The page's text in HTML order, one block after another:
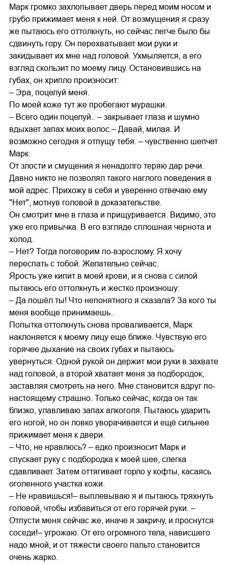
Марк громко захлопывает дверь перед моим носом и
грубо прижимает меня к ней. От возмущения я сразу
же пытаюсь его оттолкнуть, но сейчас легче было бы
сдвинуть гору. Он перехватывает мои руки и
закидывает их мне над головой. Ухмыляется, а его
взгляд скользит по моему лицу. Остановившись на
губах, он хрипло произносит:
– Эра, поцелуй меня.
По моей коже тут же пробегают мурашки.
– Всего один поцелуй.. – закрывает глаза и шумно
вдыхает запах моих волос.– Давай, милая. И
возможно сегодня я отпущу тебя. – чувственно шепчет
Марк.
От злости и смущения я ненадолго теряю дар речи.
Давно никто не позволял такого наглого поведения в
мой адрес. Прихожу в себя и уверенно отвечаю ему
"Нет", мотнув головой в доказательстве.
Он смотрит мне в глаза и прищуривается. Видимо, это
уже его привычка. В его взгляде сплошная чернота и
холод.
– Нет? Тогда поговорим по-взрослому. Я хочу
переспать с тобой. Желательно сейчас.
Ярость уже кипит в моей крови, и я снова с силой
пытаюсь его оттолкнуть и жестко произношу:
– Да пошёл ты! Что непонятного я сказала? За кого ты
меня вообще принимаешь..
Попытка оттолкнуть снова проваливается, Марк
наклоняется к моему лицу еще ближе. Чувствую его
горячее дыхание на своих губах и пытаюсь
увернуться. Одной рукой он держит мои руки в захвате
над головой, а второй хватает меня за подбородок,
заставляя смотреть на него. Мне становится вдруг по-
настоящему страшно. Только сейчас, когда он так
близко, улавливаю запах алкоголя. Пытаюсь ударить
его ногой, но он ловко уворачивается и ещё сильнее
прижимает меня к двери.
– Что, не нравлюсь? – едко произносит Марк и
спускает руку с подбородка к моей шее, слегка
сдавливает. Затем оттягивает горло у кофты, касаясь
оголенного участка кожи.
– Не нравишься!– выплевываю я и пытаюсь тряхнуть
головой, чтобы избавиться от его горячей руки. –
Отпусти меня сейчас же, иначе я закричу, и проснутся
соседи!– угрожаю. От его огромного тела, нависшего
надо мной, и от тяжести своего пальто становится
очень жарко.